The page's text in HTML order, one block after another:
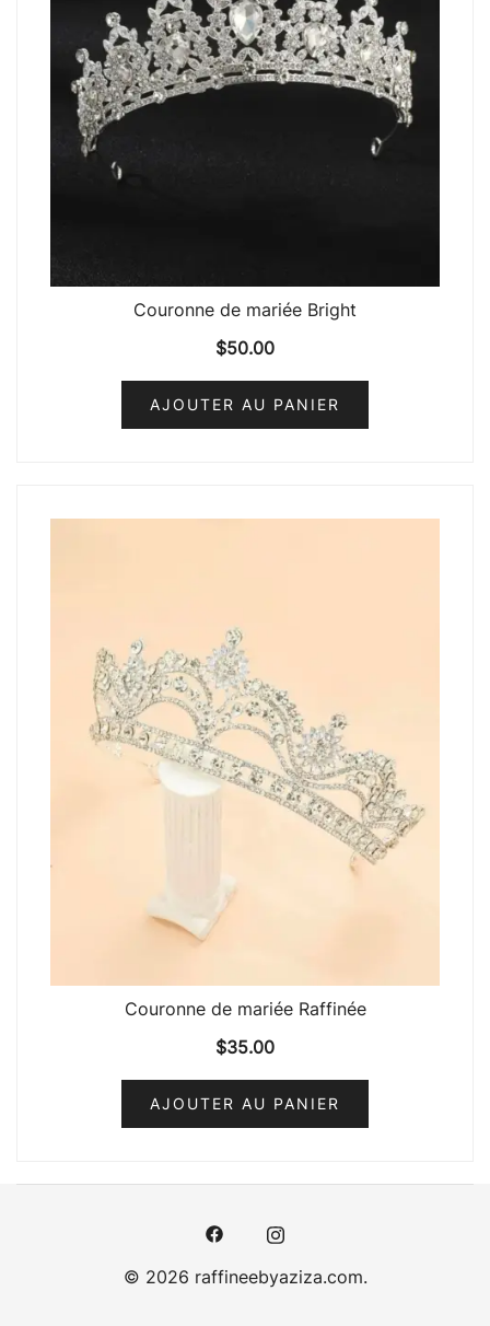
Couronne de mariée Bright
$50.00
AJOUTER AU PANIER
Couronne de mariée Raffinée
$35.00
AJOUTER AU PANIER
© 2026 raffineebyaziza.com.